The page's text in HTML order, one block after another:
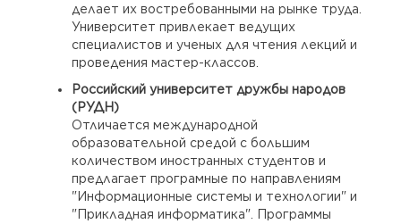
делает их востребованными на рынке труда.
Университет привлекает ведущих
специалистов и ученых для чтения лекций и
проведения мастер-классов.
Российский университет дружбы народов
(РУДН)
Отличается международной
образовательной средой с большим
количеством иностранных студентов и
предлагает програмные по направлениям
"Информационные системы и технологии" и
"Прикладная информатика". Программы